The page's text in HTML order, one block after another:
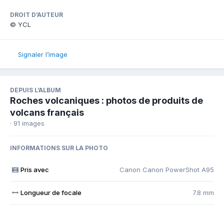
DROIT D’AUTEUR
© YCL
Signaler l’image
DEPUIS L’ALBUM
Roches volcaniques : photos de produits de
volcans français
· 91 images
INFORMATIONS SUR LA PHOTO
Pris avec Canon Canon PowerShot A95
Longueur de focale 7.8 mm